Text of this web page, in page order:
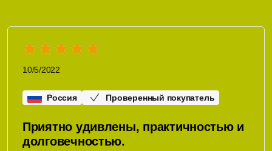
10/5/2022
Россия Проверенный покупатель
Приятно удивлены, практичностью и
долговечностью.